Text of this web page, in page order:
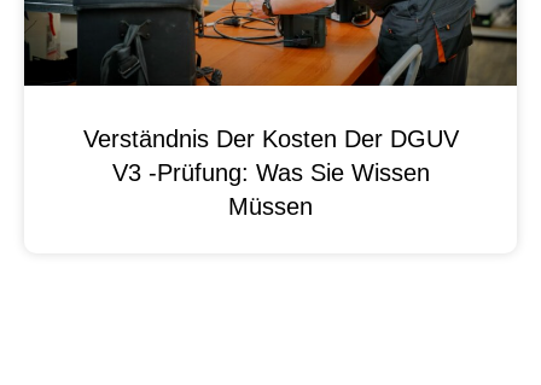
Verständnis Der Kosten Der DGUV
V3 -Prüfung: Was Sie Wissen
Müssen